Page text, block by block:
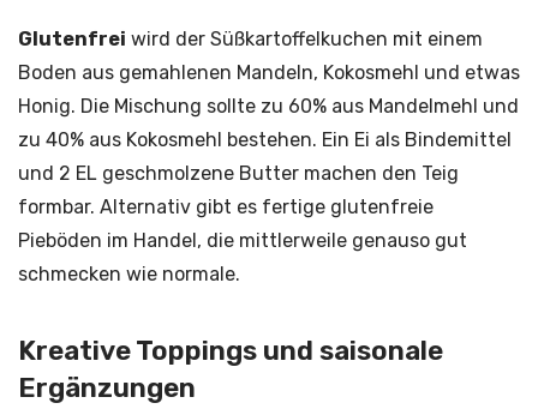
Glutenfrei wird der Süßkartoffelkuchen mit einem
Boden aus gemahlenen Mandeln, Kokosmehl und etwas
Honig. Die Mischung sollte zu 60% aus Mandelmehl und
zu 40% aus Kokosmehl bestehen. Ein Ei als Bindemittel
und 2 EL geschmolzene Butter machen den Teig
formbar. Alternativ gibt es fertige glutenfreie
Pieböden im Handel, die mittlerweile genauso gut
schmecken wie normale.
Kreative Toppings und saisonale
Ergänzungen